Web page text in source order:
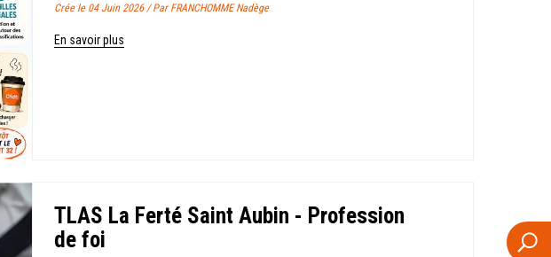
Crée le 04 Juin 2026 / Par FRANCHOMME Nadège
En savoir plus
TLAS La Ferté Saint Aubin - Profession
de foi